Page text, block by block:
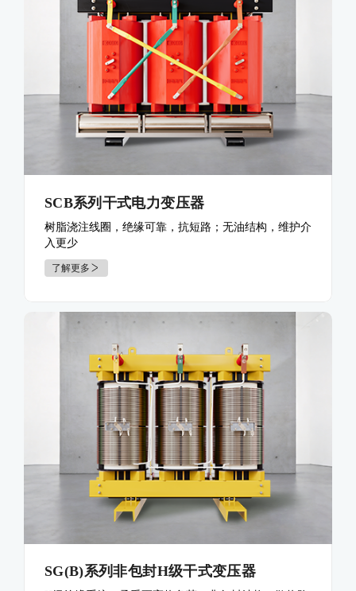
SCB系列干式电力变压器
树脂浇注线圈，绝缘可靠，抗短路；无油结构，维护介
入更少
了解更多
SG(B)系列非包封H级干式变压器